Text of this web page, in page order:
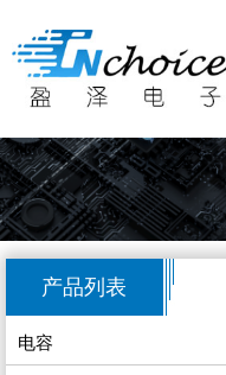
产品列表
电容